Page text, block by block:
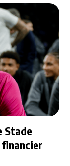
Stade
financier